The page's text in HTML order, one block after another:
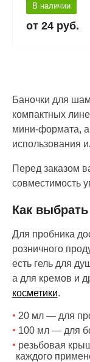
В наличии
24 руб.
Баночки для
компактных
мини-формата,
использования
Перед заказом
совместимость
Как
Для пробника
розничного
есть гель для
а для кремов и
косметики.
20 мл — для
100 мл — для
резьбовая
каждого